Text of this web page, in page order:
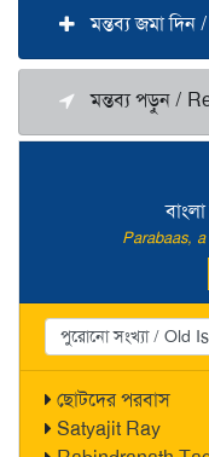
Parabaas,
ছোটদের পরবাস
Satyajit Ray
মন্তব্য জমা
মন্তব্য পড়ুন /